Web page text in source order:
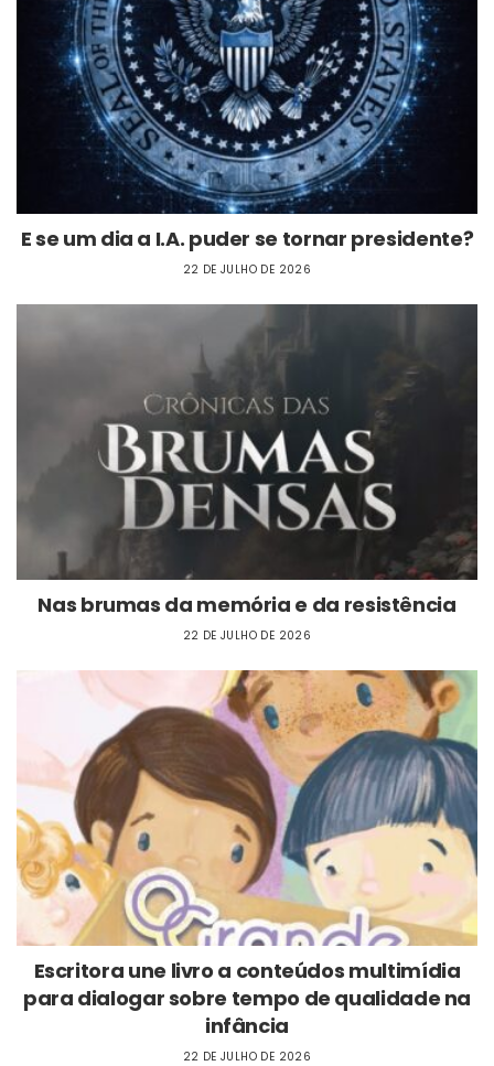
E se um dia a I.A. puder se tornar presidente?
22 DE JULHO DE 2026
Nas brumas da memória e da resistência
22 DE JULHO DE 2026
Escritora une livro a conteúdos multimídia
para dialogar sobre tempo de qualidade na
infância
22 DE JULHO DE 2026